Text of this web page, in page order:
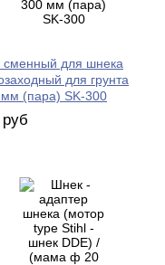
для шнека
для грунта
(пара) SK-300
руб